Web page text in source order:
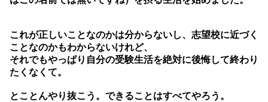
これが正しいことなのかは分からないし、志望校に近づく
ことなのかもわからないけれど、
それでもやっぱり自分の受験生活を絶対に後悔して終わり
たくなくて。
とことんやり抜こう。できることはすべてやろう。